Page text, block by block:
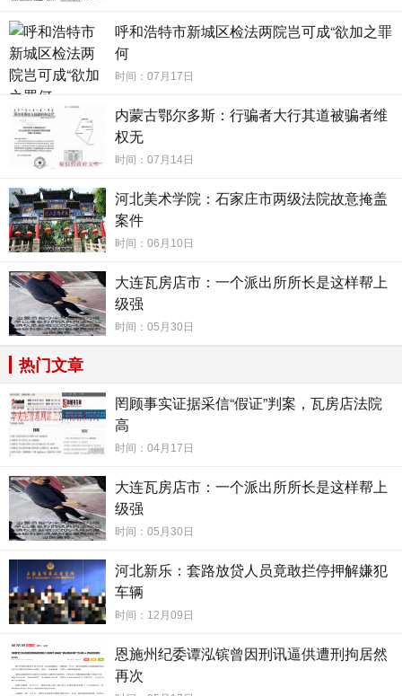
也就完成了任务。”“我们已经把你爱人，你女儿全部抓
起来了。”如此等等。李宇霞在病情急剧加重，随时都
会失去生命的情况下，为了保住生命，为了家人不被
牵连，只好满足了审讯人员的诱供欲望。
【蓄谋如愿】对于李宇霞案件的定性问题，尽管呼
和浩特市委、市公安局的主要领导提出过质疑;尽管国
内多位知名专家和资深刑法犯罪学教授，对该案做出
过无罪论证;尽管该案的证人证言漏洞百出，但终究抵
不住幕后权谋者的强强联手，最终邪恶压倒了正义。
2013年9月11日，新城区法院以单位受贿罪(103万
元)、个人受贿罪(19.7万元)判处李宇霞有期徒刑14
年，合并执行12年。
【步步紧逼】更让人震惊的是，李宇霞于2022年
10月13日刑满出狱后不久，病弱的身体还没康复，突
然又被呼和浩特市新城区检察院指控犯有挪用公款
罪，本人同时被指控为挪用公款罪的共犯。呼和浩特
市新城区法院以(2022)内0102刑初98号刑事判决书，
判决李宇霞有期徒刑五年，判决我本人有期徒刑一年
零六个月。我们不服上诉后，呼和浩特市中级法院以
的一审判决，认定“部分事实不清”、“适用法律错误”，
呼和浩特市新城区检法两院岂可成“欲加之罪
何
时间：07月17日
内蒙古鄂尔多斯：行骗者大行其道被骗者维
权无
时间：07月14日
河北美术学院：石家庄市两级法院故意掩盖
案件
时间：06月10日
大连瓦房店市：一个派出所所长是这样帮上
级强
时间：05月30日
热门文章
罔顾事实证据采信“假证”判案，瓦房店法院
高
时间：04月17日
大连瓦房店市：一个派出所所长是这样帮上
级强
时间：05月30日
河北新乐：套路放贷人员竟敢拦停押解嫌犯
车辆
时间：12月09日
恩施州纪委谭泓镔曾因刑讯逼供遭刑拘居然
再次